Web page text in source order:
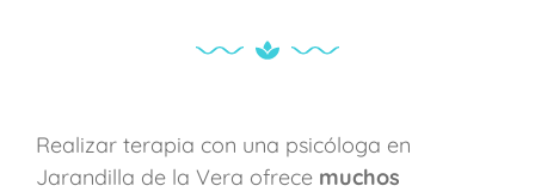
Realizar terapia con una psicóloga en
Jarandilla de la Vera ofrece muchos